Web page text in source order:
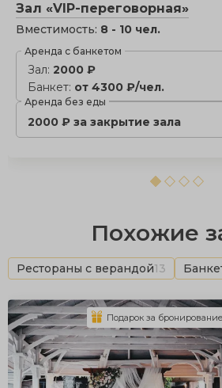
Зал «VIP-переговорная»
Вместимость: 8 - 10 чел.
Аренда с банкетом
Зал: 2000 ₽
Банкет: от 4300 ₽/чел.
Аренда без еды
2000 ₽ за закрытие зала
Похожие
Рестораны с верандой13
Подарок за бронирование